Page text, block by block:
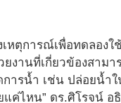
หตุการณ์เพื่อทดลอง
ยงานที่เกี่ยวข้องสา
การน้ำ เช่น ปล่อยน้ำ
ค่ไหน” ดร.ศิโรจน์ อ